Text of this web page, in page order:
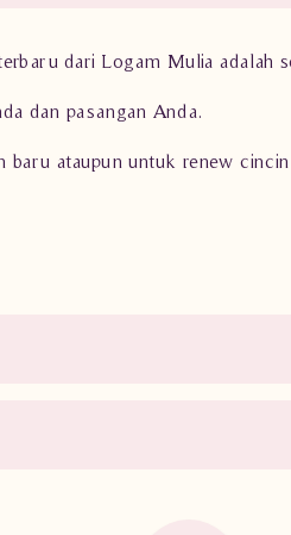
dari Logam Mulia adalah
dan pasangan Anda.
ataupun untuk renew